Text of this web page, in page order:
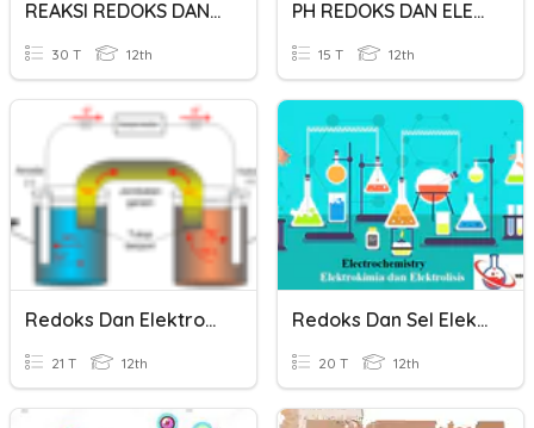
REAKSI REDOKS DAN ELEKTROKIMIA
30 T 12th
PH REDOKS DAN ELEKTROKIMIA
15 T 12th
Redoks Dan Elektrokimia
21 T 12th
Redoks Dan Sel Elektrokimia
20 T 12th